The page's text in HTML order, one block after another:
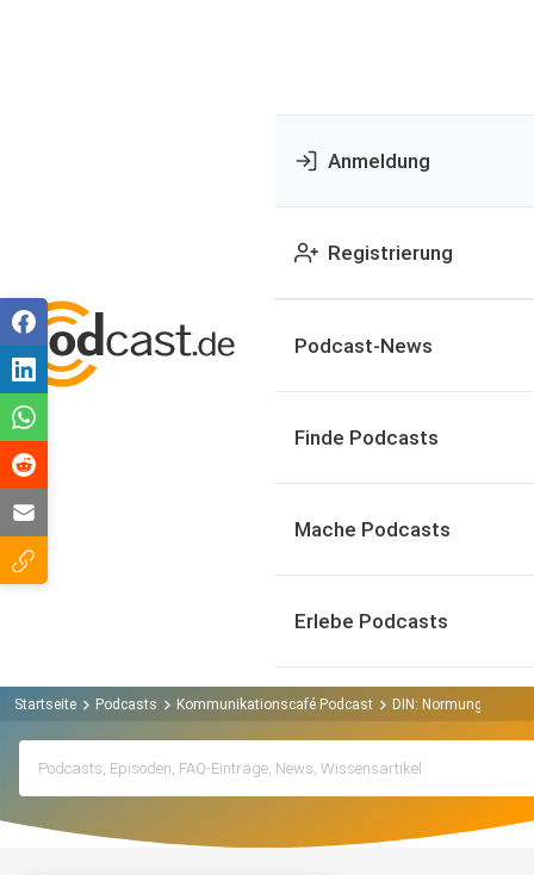
Anmeldung
Registrierung
Podcast-News
Finde Podcasts
Mache Podcasts
Erlebe Podcasts
Startseite Podcasts Kommunikationscafé Podcast DIN: Normung als